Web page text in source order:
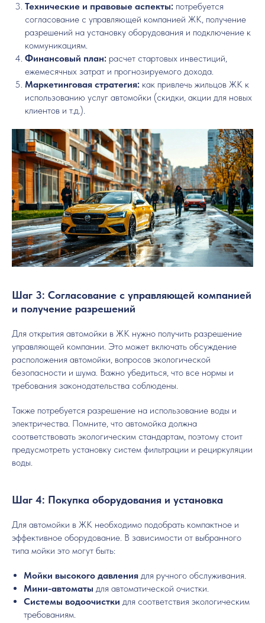
Технические и правовые аспекты: потребуется
согласование с управляющей компанией ЖК, получение
разрешений на установку оборудования и подключение к
коммуникациям.
Финансовый план: расчет стартовых инвестиций,
ежемесячных затрат и прогнозируемого дохода.
Маркетинговая стратегия: как привлечь жильцов ЖК к
использованию услуг автомойки (скидки, акции для новых
клиентов и т.д.).
Шаг 3: Согласование с управляющей компанией
и получение разрешений
Для открытия автомойки в ЖК нужно получить разрешение
управляющей компании. Это может включать обсуждение
расположения автомойки, вопросов экологической
безопасности и шума. Важно убедиться, что все нормы и
требования законодательства соблюдены.
Также потребуется разрешение на использование воды и
электричества. Помните, что автомойка должна
соответствовать экологическим стандартам, поэтому стоит
предусмотреть установку систем фильтрации и рециркуляции
воды.
Шаг 4: Покупка оборудования и установка
Для автомойки в ЖК необходимо подобрать компактное и
эффективное оборудование. В зависимости от выбранного
типа мойки это могут быть:
Мойки высокого давления для ручного обслуживания.
Мини-автоматы для автоматической очистки.
Системы водоочистки для соответствия экологическим
требованиям.